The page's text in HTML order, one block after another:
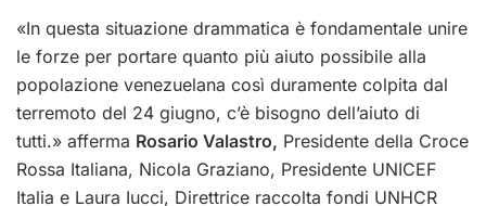
«In questa situazione drammatica è fondamentale unire
le forze per portare quanto più aiuto possibile alla
popolazione venezuelana così duramente colpita dal
terremoto del 24 giugno, c’è bisogno dell’aiuto di
tutti.» afferma Rosario Valastro, Presidente della Croce
Rossa Italiana, Nicola Graziano, Presidente UNICEF
Italia e Laura Iucci, Direttrice raccolta fondi UNHCR